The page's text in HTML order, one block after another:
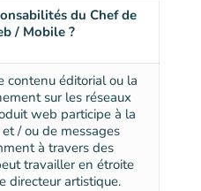
du Chef de
/ Mobile ?
contenu éditorial ou la
sur les réseaux
web participe à la
/ ou de messages
à travers des
travailler en étroite
directeur artistique.